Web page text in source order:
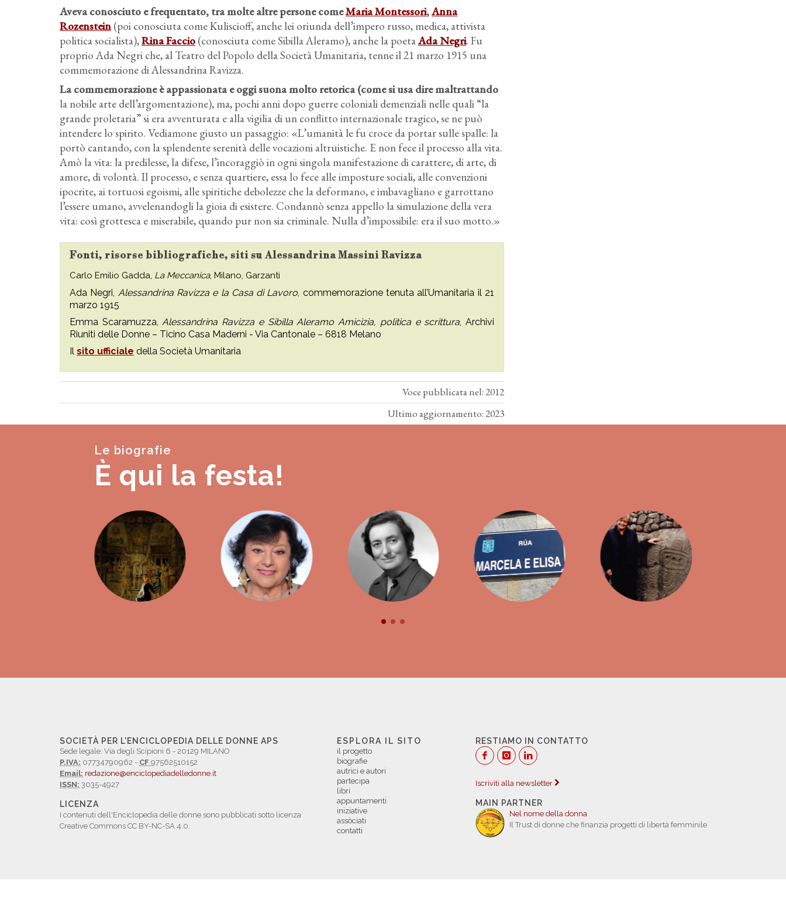
Aveva conosciuto e frequentato, tra molte altre persone comeMaria Montessori,Anna
Rozenstein (poi conosciuta come Kuliscioff, anche lei oriunda dell’impero russo, medica, attivista
politica socialista),Rina Faccio (conosciuta come Sibilla Aleramo), anche la poetaAda Negri. Fu
proprio Ada Negri che, al Teatro del Popolo della Società Umanitaria, tenne il 21 marzo 1915 una
commemorazione di Alessandrina Ravizza.
La commemorazione è appassionata e oggi suona molto retorica (come si usa dire maltrattando
la nobile arte dell’argomentazione), ma, pochi anni dopo guerre coloniali demenziali nelle quali “la
grande proletaria” si era avventurata e alla vigilia di un conflitto internazionale tragico, se ne può
intendere lo spirito. Vediamone giusto un passaggio: «L’umanità le fu croce da portar sulle spalle: la
portò cantando, con la splendente serenità delle vocazioni altruistiche. E non fece il processo alla vita.
Amò la vita: la predilesse, la difese, l’incoraggiò in ogni singola manifestazione di carattere, di arte, di
amore, di volontà. Il processo, e senza quartiere, essa lo fece alle imposture sociali, alle convenzioni
ipocrite, ai tortuosi egoismi, alle spiritiche debolezze che la deformano, e imbavagliano e garrottano
l’essere umano, avvelenandogli la gioia di esistere. Condannò senza appello la simulazione della vera
vita: così grottesca e miserabile, quando pur non sia criminale. Nulla d’impossibile: era il suo motto.»
Fonti, risorse bibliografiche, siti su Alessandrina Massini Ravizza
Carlo Emilio Gadda, La Meccanica, Milano, Garzanti
Ada Negri, Alessandrina Ravizza e la Casa di Lavoro, commemorazione tenuta all’Umanitaria il 21
marzo 1915
Emma Scaramuzza,Alessandrina Ravizza e Sibilla Aleramo Amicizia, politica e scrittura, Archivi
Riuniti delle Donne – Ticino Casa Maderni - Via Cantonale – 6818 Melano
Il sito ufficiale della Società Umanitaria
Voce pubblicata nel: 2012
Ultimo aggiornamento: 2023
Le biografie
È qui la festa!
SOCIETÀ PER L'ENCICLOPEDIA DELLE DONNE APS
Sede legale: Via degli Scipioni 6 - 20129 MILANO
P.IVA: 07734790962 - CF 97562510152
Email: redazione@enciclopediadelledonne.it
ISSN: 3035-4927
LICENZA
I contenuti dell'Enciclopedia delle donne sono pubblicati sotto licenza
Creative Commons CC BY-NC-SA 4.0.
ESPLORA IL SITO
il progetto
biografie
autrici e autori
partecipa
libri
appuntamenti
iniziative
assòciati
contatti
RESTIAMO IN CONTATTO
Iscriviti alla newsletter
MAIN PARTNER
Nel nome della donna
Il Trust di donne che finanzia progetti di libertà femminile